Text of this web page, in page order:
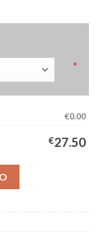
*
€0.00
€27.50
Hombre 2025/